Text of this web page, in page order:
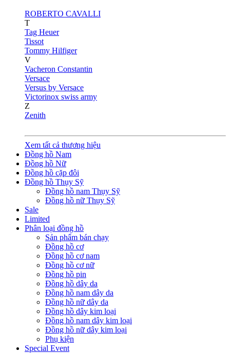
ROBERTO CAVALLI
T
Tag Heuer
Tissot
Tommy Hilfiger
V
Vacheron Constantin
Versace
Versus by Versace
Victorinox swiss army
Z
Zenith
Xem tất cả thương hiệu
Đồng hồ Nam
Đồng hồ Nữ
Đồng hồ cặp đôi
Đồng hồ Thụy Sỹ
Đồng hồ nam Thụy Sỹ
Đồng hồ nữ Thụy Sỹ
Sale
Limited
Phân loại đồng hồ
Sản phẩm bán chạy
Đồng hồ cơ
Đồng hồ cơ nam
Đồng hồ cơ nữ
Đồng hồ pin
Đồng hồ dây da
Đồng hồ nam dây da
Đồng hồ nữ dây da
Đồng hồ dây kim loại
Đồng hồ nam dây kim loại
Đồng hồ nữ dây kim loại
Phụ kiện
Special Event